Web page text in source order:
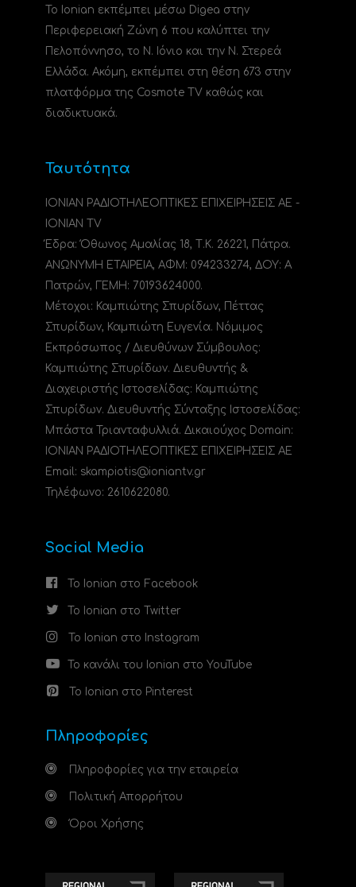
Το Ionian εκπέμπει μέσω Digea στην
Περιφερειακή Ζώνη 6 που καλύπτει την
Πελοπόννησο, το N. Ιόνιο και την Ν. Στερεά
Ελλάδα. Ακόμη, εκπέμπει στη θέση 673 στην
πλατφόρμα της Cosmote TV καθώς και
διαδικτυακά.
Ταυτότητα
ΙΟΝΙΑΝ ΡΑΔΙΟΤΗΛΕΟΠΤΙΚΕΣ ΕΠΙΧΕΙΡΗΣΕΙΣ ΑΕ -
IONIAN TV
Έδρα: Όθωνος Αμαλίας 18, Τ.Κ. 26221, Πάτρα.
ΑΝΩΝΥΜΗ ΕΤΑΙΡΕΙΑ, ΑΦΜ: 094233274, ΔΟΥ: A
Πατρών, ΓΕΜΗ: 70193624000.
Μέτοχοι: Καμπιώτης Σπυρίδων, Πέττας
Σπυρίδων, Καμπιώτη Ευγενία. Νόμιμος
Εκπρόσωπος / Διευθύνων Σύμβουλος:
Καμπιώτης Σπυρίδων. Διευθυντής &
Διαχειριστής Ιστοσελίδας: Καμπιώτης
Σπυρίδων. Διευθυντής Σύνταξης Ιστοσελίδας:
Μπάστα Τριανταφυλλιά. Δικαιούχος Domain:
ΙΟΝΙΑΝ ΡΑΔΙΟΤΗΛΕΟΠΤΙΚΕΣ ΕΠΙΧΕΙΡΗΣΕΙΣ ΑΕ
Email: skampiotis@ioniantv.gr
Τηλέφωνο: 2610622080.
Social Media
Το Ionian στο Facebook
Το Ionian στο Twitter
Το Ionian στο Instagram
Το κανάλι του Ionian στο YouTube
Το Ionian στο Pinterest
Πληροφορίες
Πληροφορίες για την εταιρεία
Πολιτική Απορρήτου
Όροι Χρήσης